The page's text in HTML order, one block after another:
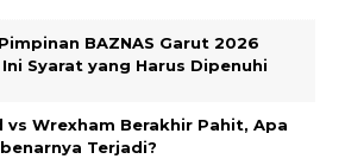
BAZNAS Garut 2026
Syarat yang Harus Dipenuhi
vs Wrexham Berakhir Pahit, Apa
Terjadi?